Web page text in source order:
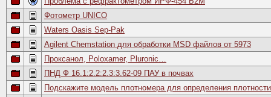
Фотометр UNICO
Waters Oasis Sep-Pak
Agilent Chemstation для обработки MSD файлов от 5973
Проксанол, Poloxamer, Pluronic…
ПНД Ф 16.1:2.2:2.3:3.62-09 ПАУ в почвах
Подскажите модель плотномера для определения